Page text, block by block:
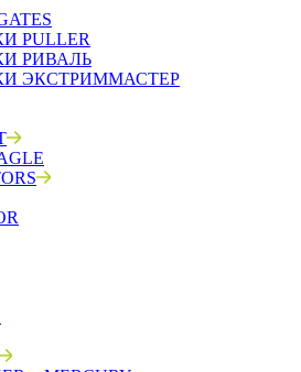
PULLER
РИВАЛЬ
ЭКСТРИММАСТЕР